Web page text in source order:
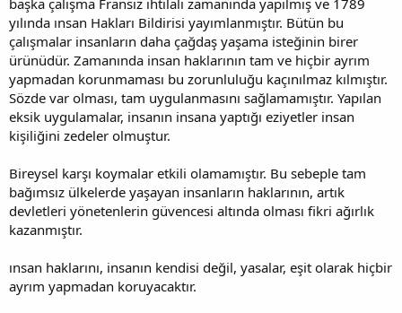
yılında ınsan Hakları Bildirisi yayımlanmıştır. Bütün bu
çalışmalar insanların daha çağdaş yaşama isteğinin birer
ürünüdür. Zamanında insan haklarının tam ve hiçbir ayrım
yapmadan korunmaması bu zorunluluğu kaçınılmaz kılmıştır.
Sözde var olması, tam uygulanmasını sağlamamıştır. Yapılan
eksik uygulamalar, insanın insana yaptığı eziyetler insan
kişiliğini zedeler olmuştur.
Bireysel karşı koymalar etkili olamamıştır. Bu sebeple tam
bağımsız ülkelerde yaşayan insanların haklarının, artık
devletleri yönetenlerin güvencesi altında olması fikri ağırlık
kazanmıştır.
ınsan haklarını, insanın kendisi değil, yasalar, eşit olarak hiçbir
ayrım yapmadan koruyacaktır.